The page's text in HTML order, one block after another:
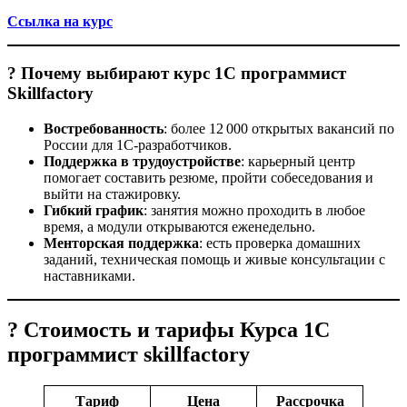
Ссылка на курс
? Почему выбирают курс 1С программист
Skillfactory
Востребованность: более 12 000 открытых вакансий по
России для 1С‑разработчиков.
Поддержка в трудоустройстве: карьерный центр
помогает составить резюме, пройти собеседования и
выйти на стажировку.
Гибкий график: занятия можно проходить в любое
время, а модули открываются еженедельно.
Менторская поддержка: есть проверка домашних
заданий, техническая помощь и живые консультации с
наставниками.
? Стоимость и тарифы Курса 1С
программист skillfactory
Тариф Цена Рассрочка